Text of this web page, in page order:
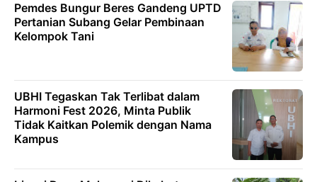
Pemdes Bungur Beres Gandeng UPTD
Pertanian Subang Gelar Pembinaan
Kelompok Tani
UBHI Tegaskan Tak Terlibat dalam
Harmoni Fest 2026, Minta Publik
Tidak Kaitkan Polemik dengan Nama
Kampus